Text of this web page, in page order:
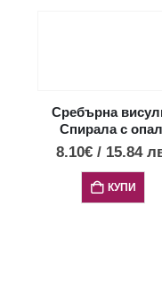
Сребърна
Спирала с
малък размер
8.10€ / 15.84
КУПИ